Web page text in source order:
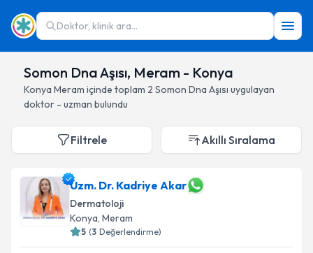
Doktor, klinik ara...
Somon Dna Aşısı, Meram - Konya
Konya Meram içinde toplam 2 Somon Dna Aşısı uygulayan
doktor - uzman bulundu
Filtrele Akıllı Sıralama
Uzm. Dr. Kadriye Akar
Dermatoloji
Konya, Meram
5 (3 Değerlendirme)